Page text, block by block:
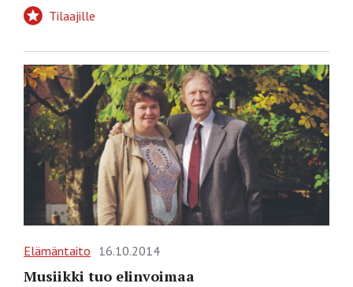
Tilaajille
Elämäntaito 16.10.2014
Musiikki tuo elinvoimaa